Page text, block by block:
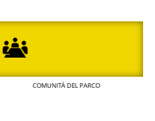
COMUNITÀ DEL PARCO